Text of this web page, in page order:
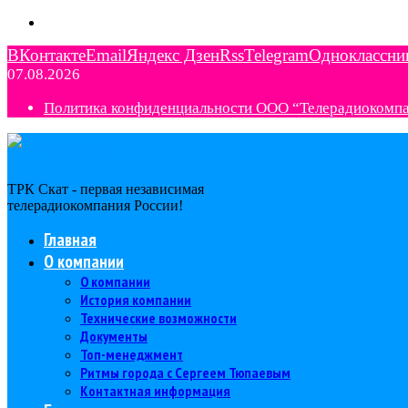
ВКонтактеEmailЯндекс ДзенRssTelegram
07.08.2026
Политика конфиденциальности ООО
ТРК Скат - первая независимая
телерадиокомпания Роcсии!
Главная
О компании
О компании
История компании
Технические возможности
Документы
Топ-менеджмент
Ритмы города с Сергеем Тюпаевым
Контактная информация